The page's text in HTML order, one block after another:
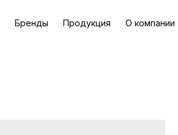
Бренды Продукция О компании